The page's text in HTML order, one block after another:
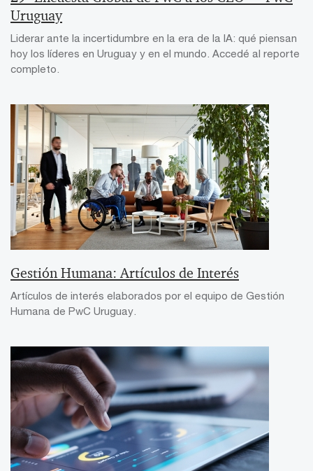
Uruguay
Liderar ante la incertidumbre en la era de la IA: qué piensan
hoy los líderes en Uruguay y en el mundo. Accedé al reporte
completo.
Gestión Humana: Artículos de Interés
Artículos de interés elaborados por el equipo de Gestión
Humana de PwC Uruguay.